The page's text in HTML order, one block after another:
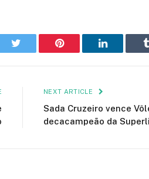
Twitter Pinterest LinkedIn
NEXT ARTICLE
Sada Cruzeiro vence
decacampeão da